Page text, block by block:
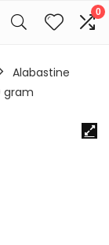
0
Alabastine
gram